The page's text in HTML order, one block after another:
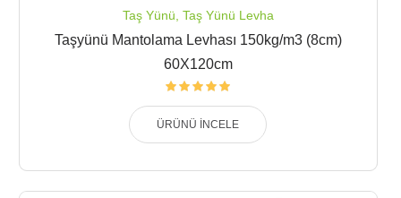
Taş Yünü Taş Yünü Levha
Taşyünü Mantolama Levhası 150kg/m3 (8cm)
60X120cm
ÜRÜNÜ İNCELE